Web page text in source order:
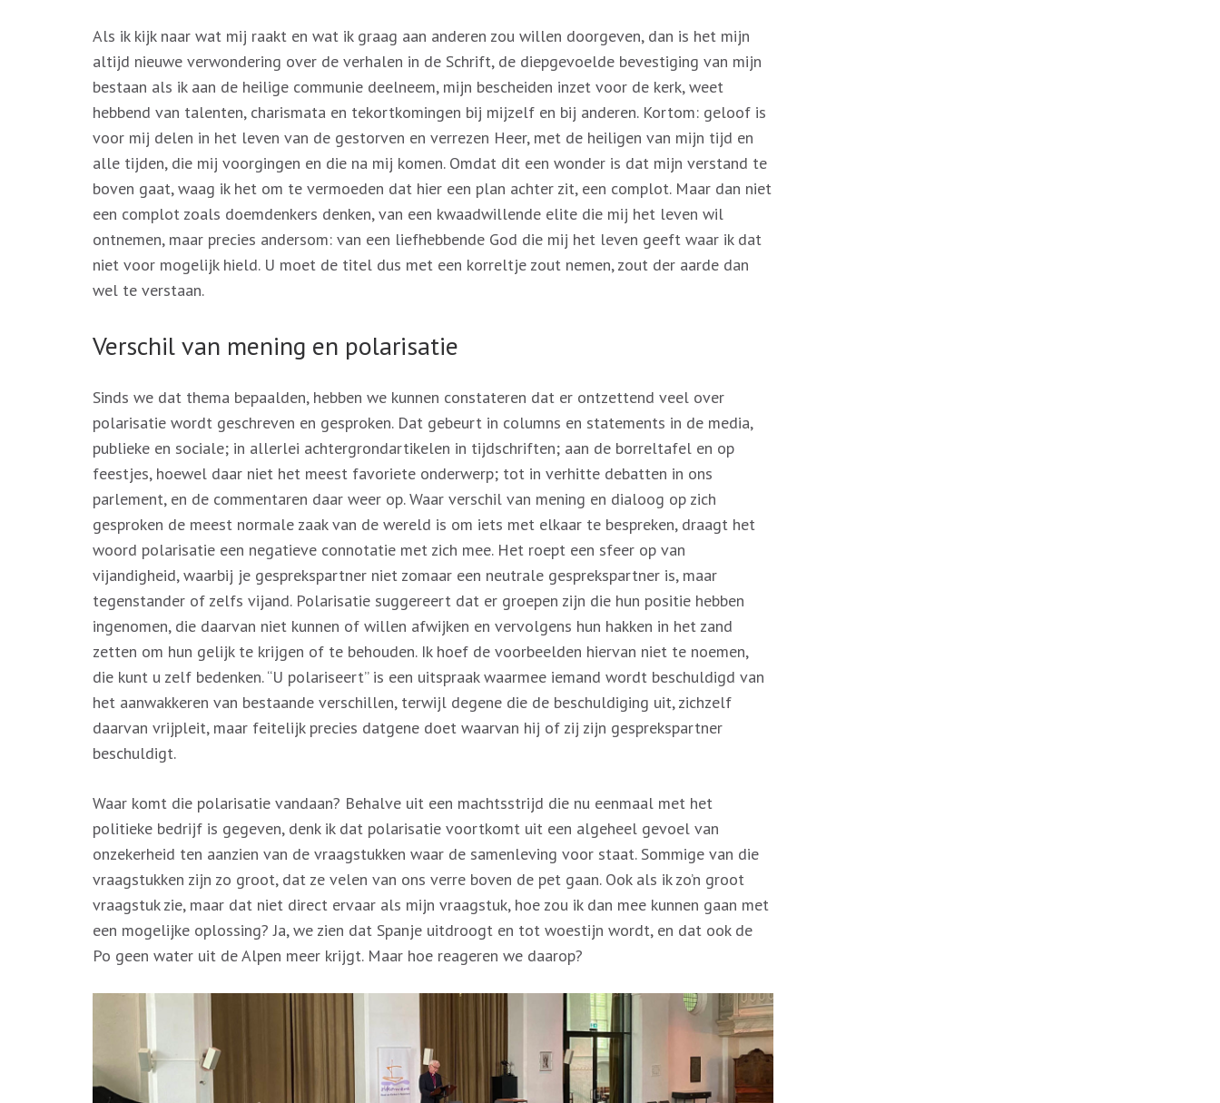
Als ik kijk naar wat mij raakt en wat ik graag aan anderen zou willen doorgeven, dan is het mijn
altijd nieuwe verwondering over de verhalen in de Schrift, de diepgevoelde bevestiging van mijn
bestaan als ik aan de heilige communie deelneem, mijn bescheiden inzet voor de kerk, weet
hebbend van talenten, charismata en tekortkomingen bij mijzelf en bij anderen. Kortom: geloof is
voor mij delen in het leven van de gestorven en verrezen Heer, met de heiligen van mijn tijd en
alle tijden, die mij voorgingen en die na mij komen. Omdat dit een wonder is dat mijn verstand te
boven gaat, waag ik het om te vermoeden dat hier een plan achter zit, een complot. Maar dan niet
een complot zoals doemdenkers denken, van een kwaadwillende elite die mij het leven wil
ontnemen, maar precies andersom: van een liefhebbende God die mij het leven geeft waar ik dat
niet voor mogelijk hield. U moet de titel dus met een korreltje zout nemen, zout der aarde dan
wel te verstaan.
Verschil van mening en polarisatie
Sinds we dat thema bepaalden, hebben we kunnen constateren dat er ontzettend veel over
polarisatie wordt geschreven en gesproken. Dat gebeurt in columns en statements in de media,
publieke en sociale; in allerlei achtergrondartikelen in tijdschriften; aan de borreltafel en op
feestjes, hoewel daar niet het meest favoriete onderwerp; tot in verhitte debatten in ons
parlement, en de commentaren daar weer op. Waar verschil van mening en dialoog op zich
gesproken de meest normale zaak van de wereld is om iets met elkaar te bespreken, draagt het
woord polarisatie een negatieve connotatie met zich mee. Het roept een sfeer op van
vijandigheid, waarbij je gesprekspartner niet zomaar een neutrale gesprekspartner is, maar
tegenstander of zelfs vijand. Polarisatie suggereert dat er groepen zijn die hun positie hebben
ingenomen, die daarvan niet kunnen of willen afwijken en vervolgens hun hakken in het zand
zetten om hun gelijk te krijgen of te behouden. Ik hoef de voorbeelden hiervan niet te noemen,
die kunt u zelf bedenken. “U polariseert” is een uitspraak waarmee iemand wordt beschuldigd van
het aanwakkeren van bestaande verschillen, terwijl degene die de beschuldiging uit, zichzelf
daarvan vrijpleit, maar feitelijk precies datgene doet waarvan hij of zij zijn gesprekspartner
beschuldigt.
Waar komt die polarisatie vandaan? Behalve uit een machtsstrijd die nu eenmaal met het
politieke bedrijf is gegeven, denk ik dat polarisatie voortkomt uit een algeheel gevoel van
onzekerheid ten aanzien van de vraagstukken waar de samenleving voor staat. Sommige van die
vraagstukken zijn zo groot, dat ze velen van ons verre boven de pet gaan. Ook als ik zo’n groot
vraagstuk zie, maar dat niet direct ervaar als mijn vraagstuk, hoe zou ik dan mee kunnen gaan met
een mogelijke oplossing? Ja, we zien dat Spanje uitdroogt en tot woestijn wordt, en dat ook de
Po geen water uit de Alpen meer krijgt. Maar hoe reageren we daarop?